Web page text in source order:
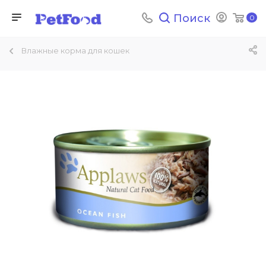
0
Поиск
Влажные корма для кошек